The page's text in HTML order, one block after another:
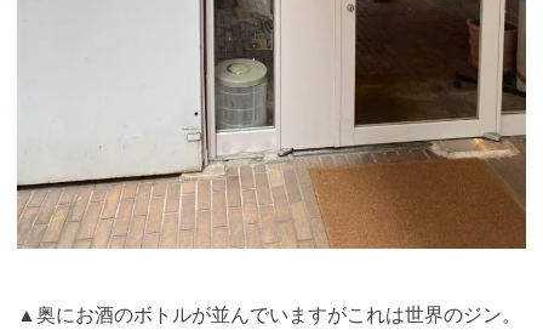
▲奥にお酒のボトルが並んでいますがこれは世界のジン。